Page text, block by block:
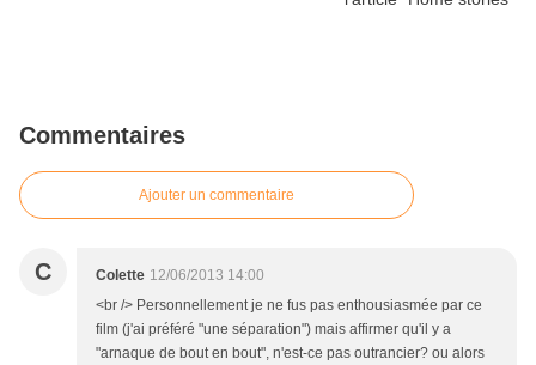
Commentaires
Ajouter un commentaire
C Colette 12/06/2013 14:00
<br /> Personnellement je ne fus pas enthousiasmée par ce
film (j'ai préféré "une séparation") mais affirmer qu'il y a
"arnaque de bout en bout", n'est-ce pas outrancier? ou alors